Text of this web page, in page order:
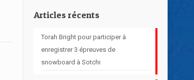
Articles récents
Torah Bright pour participer à
enregistrer 3 épreuves de
snowboard à Sotchi